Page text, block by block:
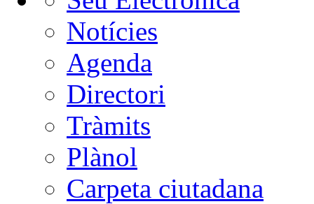
Notícies
Agenda
Directori
Tràmits
Plànol
Carpeta ciutadana